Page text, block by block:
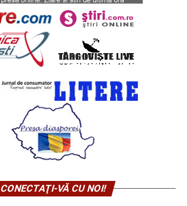
CONECTAŢI-VĂ CU NOI!